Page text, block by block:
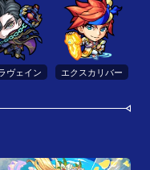
ヴェイン エクスカリバー